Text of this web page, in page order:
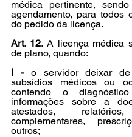
médica pertinente,
agendamento, para todos
do pedido da licença.
Art. 12. A licença médica
de plano, quando:
I - o servidor deixar de
subsídios médicos ou
contendo o
informações sobre a
atestados,
complementares,
outros;